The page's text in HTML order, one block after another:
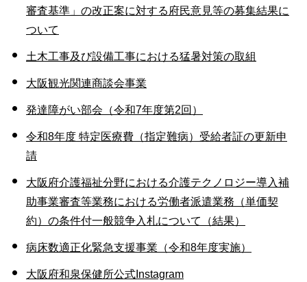
審査基準」の改正案に対する府民意見等の募集結果に
ついて
土木工事及び設備工事における猛暑対策の取組
大阪観光関連商談会事業
発達障がい部会（令和7年度第2回）
令和8年度 特定医療費（指定難病）受給者証の更新申
請
大阪府介護福祉分野における介護テクノロジー導入補
助事業審査等業務における労働者派遣業務（単価契
約）の条件付一般競争入札について（結果）
病床数適正化緊急支援事業（令和8年度実施）
大阪府和泉保健所公式Instagram